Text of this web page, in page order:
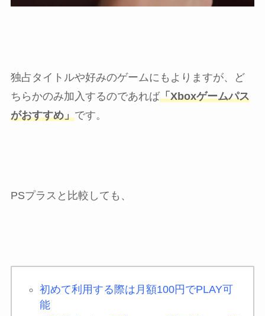
独占タイトルや好みのゲームにもよりますが、ど
ちらかのみ加入するのであれば「Xboxゲームパス
がおすすめ」です。
PSプラスと比較しても、
初めて利用する際は月額100円でPLAY可
能